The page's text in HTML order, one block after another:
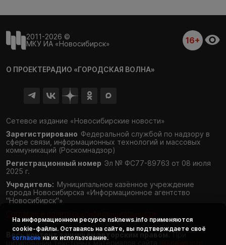
2011-2026 ©
МКУ ИА «Новосибирск»
16+
О ПРОЕКТЕРАДИО «ГОРОДСКАЯ ВОЛНА»
Сетевое издание «Новосибирские новости»
Зарегистрировано Федеральной службой по надзору в
сфере связи, информационных технологий и массовых
коммуникаций (Роскомнадзор)
Регистрационный номер Эл № ФС77-89763 от 08 июля
2025 г.
Учредитель: Муниципальное казённое учреждение
города Новосибирска «Информационное агентство
"Новосибирск"»
Весь контент защищён авторским правом. При
цитировании текстовых материалов сайта
На информационном ресурсе nsknews.info применяются
cookie-файлы. Оставаясь на сайте, вы подтверждаете своё
согласие на их использование.